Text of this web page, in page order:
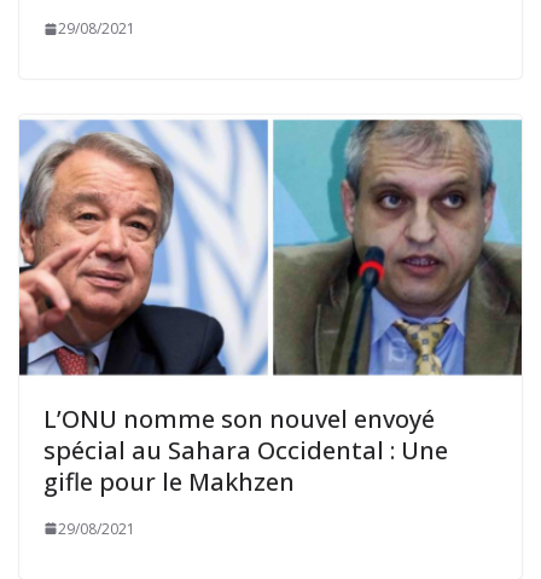
29/08/2021
L’ONU nomme son nouvel envoyé
spécial au Sahara Occidental : Une
gifle pour le Makhzen
29/08/2021